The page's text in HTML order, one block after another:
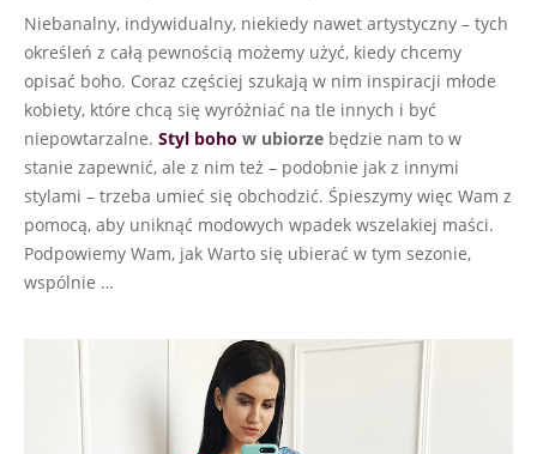
Niebanalny, indywidualny, niekiedy nawet artystyczny – tych
określeń z całą pewnością możemy użyć, kiedy chcemy
opisać boho. Coraz częściej szukają w nim inspiracji młode
kobiety, które chcą się wyróżniać na tle innych i być
niepowtarzalne. Styl boho w ubiorze będzie nam to w
stanie zapewnić, ale z nim też – podobnie jak z innymi
stylami – trzeba umieć się obchodzić. Śpieszymy więc Wam z
pomocą, aby uniknąć modowych wpadek wszelakiej maści.
Podpowiemy Wam, jak Warto się ubierać w tym sezonie,
wspólnie …